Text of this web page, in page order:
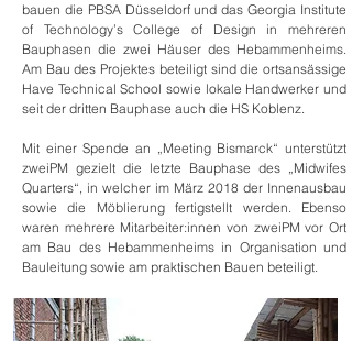
bauen die PBSA Düsseldorf und das Georgia Institute
of Technology’s College of Design in mehreren
Bauphasen die zwei Häuser des Hebammenheims.
Am Bau des Projektes beteiligt sind die ortsansässige
Have Technical School sowie lokale Handwerker und
seit der dritten Bauphase auch die HS Koblenz.
Mit einer Spende an „Meeting Bismarck“ unterstützt
zweiPM gezielt die letzte Bauphase des „Midwifes
Quarters“, in welcher im März 2018 der Innenausbau
sowie die Möblierung fertigstellt werden. Ebenso
waren mehrere Mitarbeiter:innen von zweiPM vor Ort
am Bau des Hebammenheims in Organisation und
Bauleitung sowie am praktischen Bauen beteiligt.